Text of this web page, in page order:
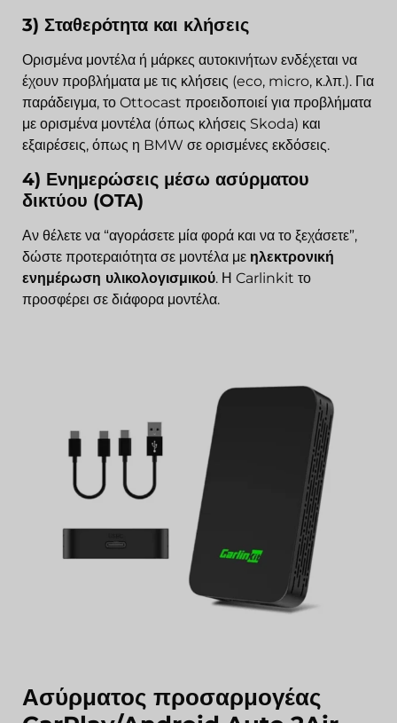
3) Σταθερότητα και κλήσεις
Ορισμένα μοντέλα ή μάρκες αυτοκινήτων ενδέχεται να
έχουν προβλήματα με τις κλήσεις (eco, micro, κ.λπ.). Για
παράδειγμα, το Ottocast προειδοποιεί για προβλήματα
με ορισμένα μοντέλα (όπως κλήσεις Skoda) και
εξαιρέσεις, όπως η BMW σε ορισμένες εκδόσεις.
4) Ενημερώσεις μέσω ασύρματου
δικτύου (OTA)
Αν θέλετε να “αγοράσετε μία φορά και να το ξεχάσετε”,
δώστε προτεραιότητα σε μοντέλα με ηλεκτρονική
ενημέρωση υλικολογισμικού. Η Carlinkit το
προσφέρει σε διάφορα μοντέλα.
Ασύρματος προσαρμογέας